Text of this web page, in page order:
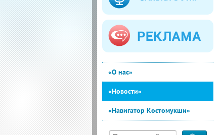
«О нас»
«Новости»
«Навигатор Костомукши»